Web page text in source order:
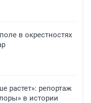
в окрестностях
растет»: репортаж
в истории